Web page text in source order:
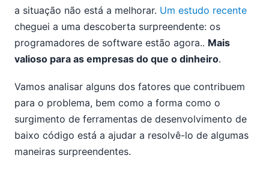
a situação não está a melhorar. Um estudo recente
cheguei a uma descoberta surpreendente: os
programadores de software estão agora.. Mais
valioso para as empresas do que o dinheiro.
Vamos analisar alguns dos fatores que contribuem
para o problema, bem como a forma como o
surgimento de ferramentas de desenvolvimento de
baixo código está a ajudar a resolvê-lo de algumas
maneiras surpreendentes.